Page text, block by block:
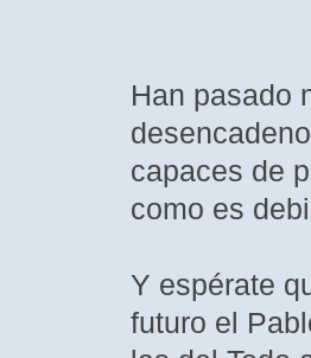
Han pasado
capaces de
como es
Y espérate
futuro el